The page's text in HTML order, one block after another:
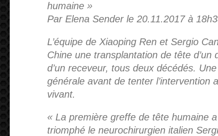
humaine »
Par Elena Sender le 20.11.2017 à
L’équipe de Xiaoping Ren et Sergio
Chine une transplantation de tête d’un
d’un receveur, tous deux décédés.
générale avant de tenter l’intervention
vivant.
« La première greffe de tête humaine
triomphé le neurochirurgien italien